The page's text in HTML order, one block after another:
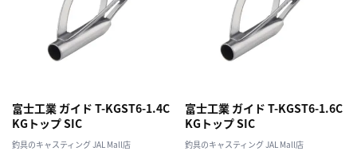
富士工業 ガイド T-KGST6-1.4C
KGトップ SIC
釣具のキャスティング JAL Mall店
富士工業 ガイド T-KGST6-1.6C
KGトップ SIC
釣具のキャスティング JAL Mall店